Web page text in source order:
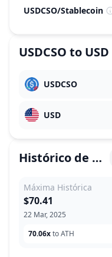
USDCSO/Stablecoin
USDCSO to USD
USDCSO
USD
Histórico de Preço
Máxima Histórica
22 Mar, 2025
$70.41
70.06xto ATH